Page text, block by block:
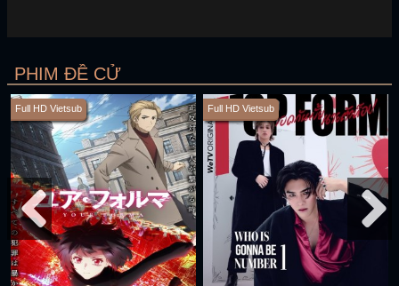
PHIM ĐỀ CỬ
Full HD Vietsub Full HD Vietsub